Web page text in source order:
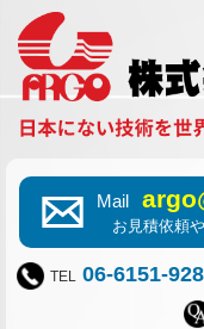
Mail
お見積依頼
TEL 06-6151-